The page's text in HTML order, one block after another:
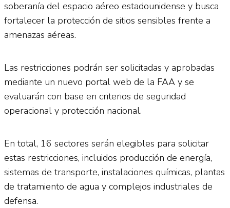
soberanía del espacio aéreo estadounidense y busca
fortalecer la protección de sitios sensibles frente a
amenazas aéreas.
Las restricciones podrán ser solicitadas y aprobadas
mediante un nuevo portal web de la FAA y se
evaluarán con base en criterios de seguridad
operacional y protección nacional.
En total, 16 sectores serán elegibles para solicitar
estas restricciones, incluidos producción de energía,
sistemas de transporte, instalaciones químicas, plantas
de tratamiento de agua y complejos industriales de
defensa.